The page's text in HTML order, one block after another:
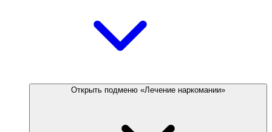
Открыть подменю «Лечение наркомании»